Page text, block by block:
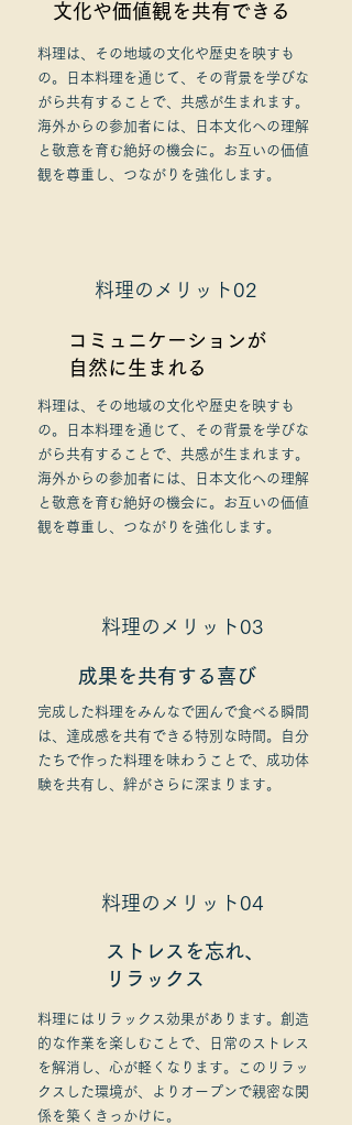
文化や価値観を共有できる
料理は、その地域の文化や歴史を映すも
の。日本料理を通じて、その背景を学びな
がら共有することで、共感が生まれます。
海外からの参加者には、日本文化への理解
と敬意を育む絶好の機会に。お互いの価値
観を尊重し、つながりを強化します。
料理のメリット02
コミュニケーションが
自然に生まれる
料理は、その地域の文化や歴史を映すも
の。日本料理を通じて、その背景を学びな
がら共有することで、共感が生まれます。
海外からの参加者には、日本文化への理解
と敬意を育む絶好の機会に。お互いの価値
観を尊重し、つながりを強化します。
料理のメリット03
成果を共有する喜び
完成した料理をみんなで囲んで食べる瞬間
は、達成感を共有できる特別な時間。自分
たちで作った料理を味わうことで、成功体
験を共有し、絆がさらに深まります。
料理のメリット04
ストレスを忘れ、
リラックス
料理にはリラックス効果があります。創造
的な作業を楽しむことで、日常のストレス
を解消し、心が軽くなります。このリラッ
クスした環境が、よりオープンで親密な関
係を築くきっかけに。